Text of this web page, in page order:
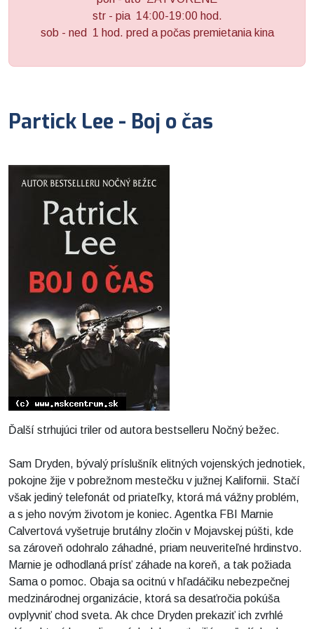
str - pia 14:00-19:00 hod.
sob - ned 1 hod. pred a počas premietania kina
Partick Lee - Boj o čas
Ďalší strhujúci triler od autora bestselleru Nočný bežec.
Sam Dryden, bývalý príslušník elitných vojenských jednotiek,
pokojne žije v pobrežnom mestečku v južnej Kalifornii. Stačí
však jediný telefonát od priateľky, ktorá má vážny problém,
a s jeho novým životom je koniec. Agentka FBI Marnie
Calvertová vyšetruje brutálny zločin v Mojavskej púšti, kde
sa zároveň odohralo záhadné, priam neuveriteľné hrdinstvo.
Marnie je odhodlaná prísť záhade na koreň, a tak požiada
Sama o pomoc. Obaja sa ocitnú v hľadáčiku nebezpečnej
medzinárodnej organizácie, ktorá sa desaťročia pokúša
ovplyvniť chod sveta. Ak chce Dryden prekaziť ich zvrhlé